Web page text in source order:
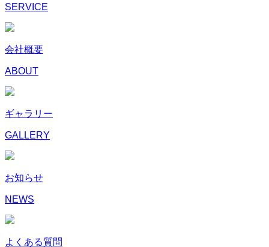
SERVICE
会社概要
ABOUT
ギャラリー
GALLERY
お知らせ
NEWS
よくある質問